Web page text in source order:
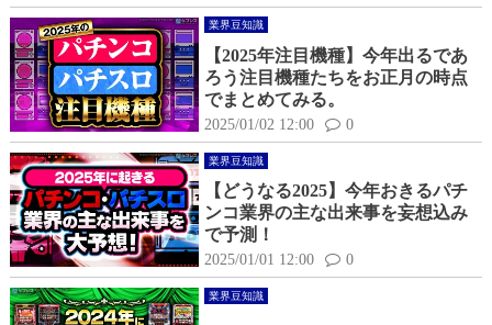
業界豆知識
【2025年注目機種】今年出るであ
ろう注目機種たちをお正月の時点
でまとめてみる。
2025/01/02 12:00 0
業界豆知識
【どうなる2025】今年おきるパチ
ンコ業界の主な出来事を妄想込み
で予測！
2025/01/01 12:00 0
業界豆知識